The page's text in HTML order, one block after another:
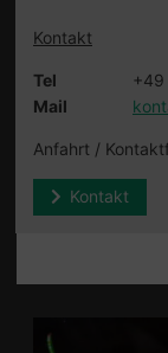
Kontakt
Tel
Mail
Anfahrt /
Kontakt